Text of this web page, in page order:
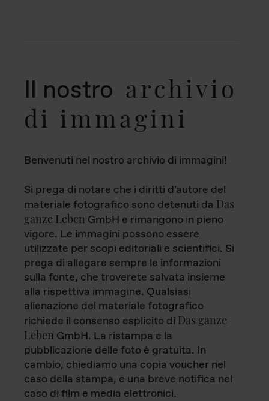
Il nostro archivio
di immagini
Benvenuti nel nostro archivio di immagini!
Si prega di notare che i diritti d'autore del
materiale fotografico sono detenuti da Das
ganze Leben GmbH e rimangono in pieno
vigore. Le immagini possono essere
utilizzate per scopi editoriali e scientifici. Si
prega di allegare sempre le informazioni
sulla fonte, che troverete salvata insieme
alla rispettiva immagine. Qualsiasi
alienazione del materiale fotografico
richiede il consenso esplicito di Das ganze
Leben GmbH. La ristampa e la
pubblicazione delle foto è gratuita. In
cambio, chiediamo una copia voucher nel
caso della stampa, e una breve notifica nel
caso di film e media elettronici.